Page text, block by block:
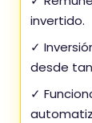
invertido.
✓
desde
✓